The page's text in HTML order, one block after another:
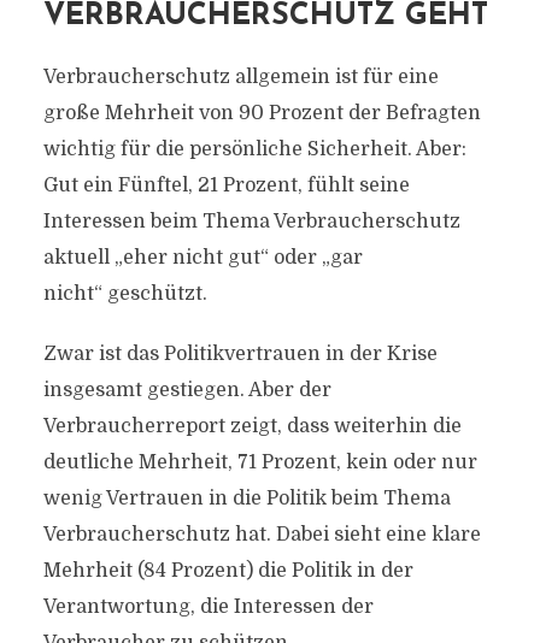
VERBRAUCHERSCHUTZ GEHT
Verbraucherschutz allgemein ist für eine
große Mehrheit von 90 Prozent der Befragten
wichtig für die persönliche Sicherheit. Aber:
Gut ein Fünftel, 21 Prozent, fühlt seine
Interessen beim Thema Verbraucherschutz
aktuell „eher nicht gut“ oder „gar
nicht“ geschützt.
Zwar ist das Politikvertrauen in der Krise
insgesamt gestiegen. Aber der
Verbraucherreport zeigt, dass weiterhin die
deutliche Mehrheit, 71 Prozent, kein oder nur
wenig Vertrauen in die Politik beim Thema
Verbraucherschutz hat. Dabei sieht eine klare
Mehrheit (84 Prozent) die Politik in der
Verantwortung, die Interessen der